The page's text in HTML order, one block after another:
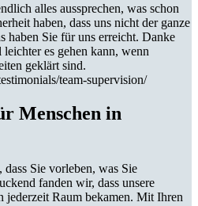
alles aussprechen, was schon
haben, dass uns nicht der ganze
haben Sie für uns erreicht. Danke
es gehen kann, wenn
geklärt sind.
team-supervision/
Menschen in
Sie vorleben, was Sie
fanden wir, dass unsere
jederzeit Raum bekamen. Mit Ihren